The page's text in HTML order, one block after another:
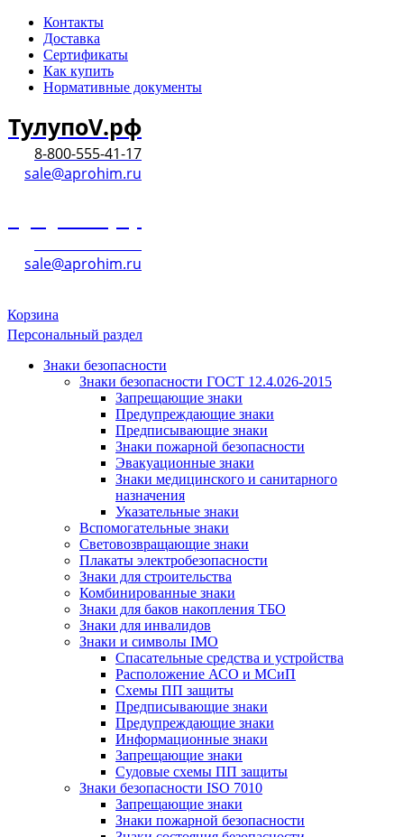
Контакты
Доставка
Сертификаты
Как купить
Нормативные документы
ТулупоV.рф
8-800-555-41-17
sale@aprohim.ru
sale@aprohim.ru
Корзина
Персональный раздел
Знаки безопасности
Знаки безопасности ГОСТ 12.4.026-2015
Запрещающие знаки
Предупреждающие знаки
Предписывающие знаки
Знаки пожарной безопасности
Эвакуационные знаки
Знаки медицинского и санитарного
назначения
Указательные знаки
Вспомогательные знаки
Световозвращающие знаки
Плакаты электробезопасности
Знаки для строительства
Комбинированные знаки
Знаки для баков накопления ТБО
Знаки для инвалидов
Знаки и символы IMO
Спасательные средства и устройства
Расположение АСО и МСиП
Схемы ПП защиты
Предписывающие знаки
Предупреждающие знаки
Информационные знаки
Запрещающие знаки
Судовые схемы ПП защиты
Знаки безопасности ISO 7010
Запрещающие знаки
Знаки пожарной безопасности